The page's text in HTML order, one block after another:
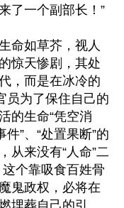
了一个副部长！”
命如草芥，视人
惊天惨剧，其处
，而是在冰冷的
员为了保住自己的
的生命“凭空消
”、“处置果断”的
从来没有“人命”二
这个靠吸食百姓骨
鬼政权，必将在
埋葬自己的引